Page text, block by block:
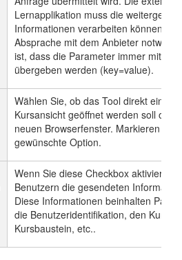
Lernapplikation muss die
Informationen verarbeiten können,
Absprache mit dem Anbieter
ist, dass die Parameter immer mit
übergeben werden (key=value).
Wählen Sie, ob das Tool direkt
Kursansicht geöffnet werden soll oder
neuen Browserfenster. Markieren Sie
gewünschte Option.
Wenn Sie diese Checkbox aktivieren,
Benutzern die gesendeten
Diese Informationen beinhalten
die Benutzeridentifikation, den
Kursbaustein, etc..